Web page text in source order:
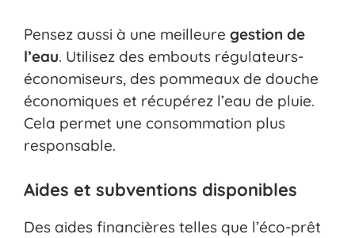
Pensez aussi à une meilleure gestion de
l’eau. Utilisez des embouts régulateurs-
économiseurs, des pommeaux de douche
économiques et récupérez l’eau de pluie.
Cela permet une consommation plus
responsable.
Aides et subventions disponibles
Des aides financières telles que l’éco-prêt